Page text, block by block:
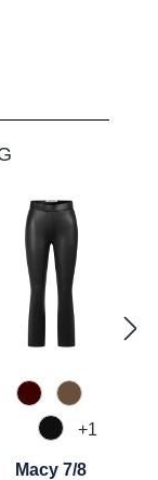
585 Burgund
650 Nuss
990 Schwarz
+1
Macy 7/8